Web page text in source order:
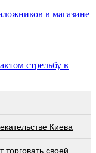
в магазине
стрельбу в
Киева
своей